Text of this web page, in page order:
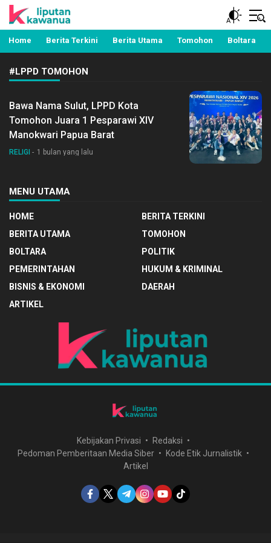
Liputan Kawanua
Berita Manado, Sulawesi Utara, Kawanua, Politik,
Pemerintahan, Hukum Kriminal dan Nasional
Home Berita Terkini Berita Utama Tomohon Boltara
#LPPD TOMOHON
Bawa Nama Sulut, LPPD Kota
Tomohon Juara 1 Pesparawi XIV
Manokwari Papua Barat
RELIGI 1 bulan yang lalu
MENU UTAMA
HOME
BERITA TERKINI
BERITA UTAMA
TOMOHON
BOLTARA
POLITIK
PEMERINTAHAN
HUKUM & KRIMINAL
BISNIS & EKONOMI
DAERAH
ARTIKEL
Kebijakan Privasi
Redaksi
Pedoman Pemberitaan Media Siber
Kode Etik Jurnalistik
Artikel